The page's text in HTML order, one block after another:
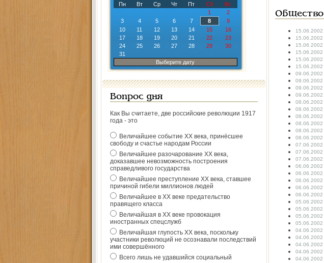
Пн
Вт Ср Чт Пт Сб
Вс
1
2
3
4 5 6 7 8
9
10
11 12 13 14 15
16
17
18 19 20 21 22
23
24
25 26 27 28 29
30
31
Выберите дату
Вопрос дня
Как Вы считаете, две российские революции 1917
года - это
Величайшее событие ХХ века, принёсшее
свободу и счастье народам России
Величайшее разочарование ХХ века,
доказавшее невозможность построения
справедливого государства
Величайшее преступление ХХ века, ставшее
причиной гибели миллионов людей
Величайшее в ХХ веке предательство
правящего класса
Величайшая в ХХ веке провокация
иностранных спецслужб
Величайшая глупость ХХ века, поскольку
участники революций не осознавали последствий
ими совершённого
Всего лишь не удавшийся социальный
Общество
15.06.2002
15.06.2002
15.06.2002
15.06.2002
15.06.2002
15.06.2002
09.06.2002
09.06.2002
09.06.2002
09.06.2002
08.06.2002
08.06.2002
08.06.2002
08.06.2002
08.06.2002
08.06.2002
07.06.2002
07.06.2002
07.06.2002
06.06.2002
06.06.2002
06.06.2002
06.06.2002
06.06.2002
05.06.2002
05.06.2002
05.06.2002
05.06.2002
04.06.2002
04.06.2002
04.06.2002
04.06.2002
04.06.2002